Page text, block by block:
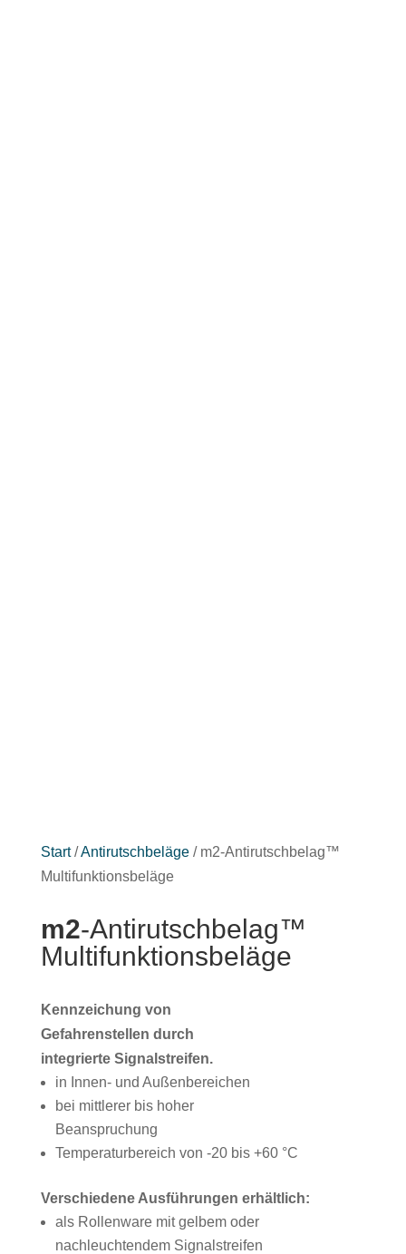
Start/Antirutschbeläge/ m2-Antirutschbelag™
Multifunktionsbeläge
m2-Antirutschbelag™
Multifunktionsbeläge
Kennzeichung von
Gefahrenstellen durch
integrierte Signalstreifen.
in Innen- und Außenbereichen
bei mittlerer bis hoher
Beanspruchung
Temperaturbereich von -20 bis +60 °C
Verschiedene Ausführungen erhältlich:
als Rollenware mit gelbem oder
nachleuchtendem Signalstreifen